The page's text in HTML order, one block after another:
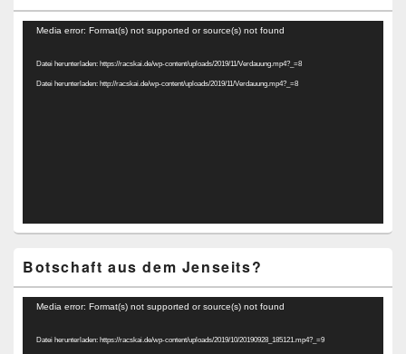
Video-
Media error: Format(s) not supported or source(s) not found
Datei herunterladen: https://racskai.de/wp-content/uploads/2019/11/Verdauung.mp4?_=8
Datei herunterladen: http://racskai.de/wp-content/uploads/2019/11/Verdauung.mp4?_=8
Botschaft aus dem Jenseits?
Video-
Media error: Format(s) not supported or source(s) not found
Datei herunterladen: https://racskai.de/wp-content/uploads/2019/10/20190928_185121.mp4?_=9